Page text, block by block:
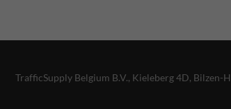
TrafficSupply Belgium B.V., Kieleberg 4D, Bilzen-